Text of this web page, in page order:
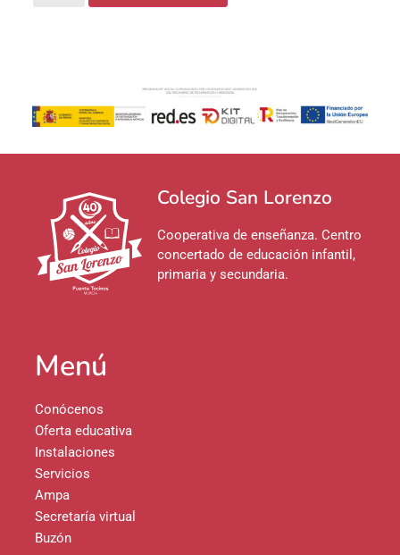
Colegio San Lorenzo
Cooperativa de enseñanza. Centro
concertado de educación infantil,
primaria y secundaria.
Menú
Conócenos
Oferta educativa
Instalaciones
Servicios
Ampa
Secretaría virtual
Buzón